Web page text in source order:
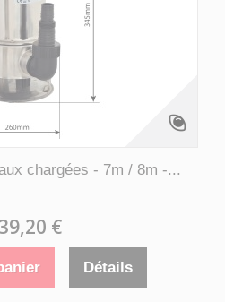
chargées - 7m / 8m -...
€
Détails